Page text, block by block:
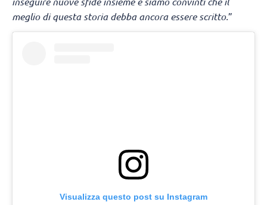
meglio di questa storia debba ancora essere scritto.”
Visualizza questo post su Instagram